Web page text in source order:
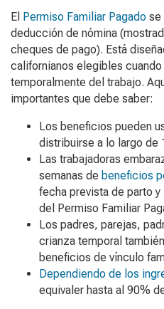
El Permiso Familiar Pagado se
deducción de nómina
cheques de pago). Está
californianos elegibles
temporalmente del trabajo.
importantes que debe saber:
Los beneficios pueden
distribuirse a lo largo de
Las trabajadoras
semanas de beneficios
fecha prevista de parto
del Permiso Familiar
Los padres, parejas,
crianza temporal
beneficios de vínculo
Dependiendo de los
equivaler hasta al 90%